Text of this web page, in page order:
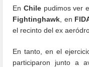
EnChile pudimos ver
Fightinghawk , en
el recinto del ex
En tanto, en el
participaron junto a